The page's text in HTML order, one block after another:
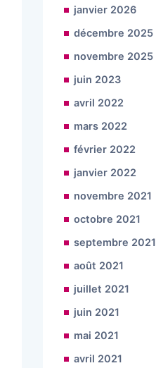
janvier 2026
décembre 2025
novembre 2025
juin 2023
avril 2022
mars 2022
février 2022
janvier 2022
novembre 2021
octobre 2021
septembre 2021
août 2021
juillet 2021
juin 2021
mai 2021
avril 2021